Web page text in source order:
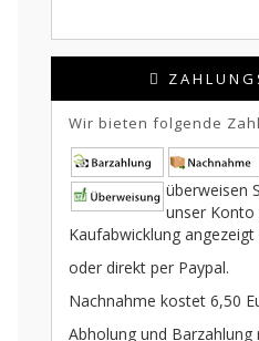
Wir bieten folgende
überweisen
unser Konto
Kaufabwicklung angezeigt
oder direkt per Paypal.
Nachnahme kostet 6,50
Abholung und Barzahlung